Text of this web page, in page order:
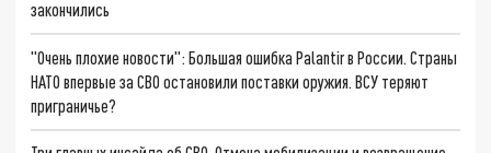
закончились
"Очень плохие новости": Большая ошибка Palantir в России. Страны
НАТО впервые за СВО остановили поставки оружия. ВСУ теряют
приграничье?